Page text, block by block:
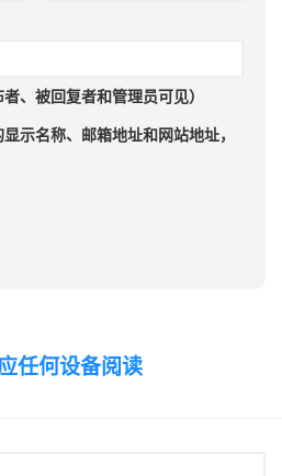
、被回复者和管理员可见）
示名称、邮箱地址和网站地址，
任何设备阅读